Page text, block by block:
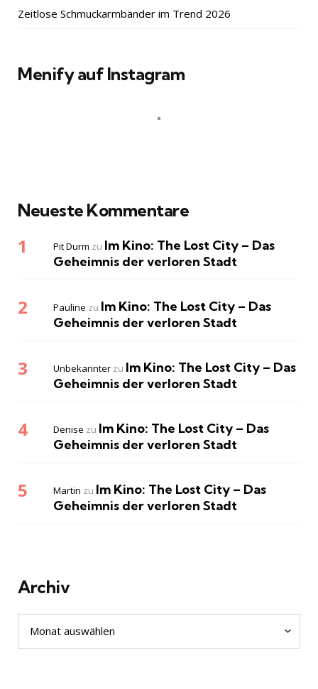
Zeitlose Schmuckarmbänder im Trend 2026
Menify auf Instagram
Neueste Kommentare
Pit Durm zu Im Kino: The Lost City – Das
Geheimnis der verloren Stadt
Pauline zu Im Kino: The Lost City – Das
Geheimnis der verloren Stadt
Unbekannter zu Im Kino: The Lost City – Das
Geheimnis der verloren Stadt
Denise zu Im Kino: The Lost City – Das
Geheimnis der verloren Stadt
Martin zu Im Kino: The Lost City – Das
Geheimnis der verloren Stadt
Archiv
Archiv